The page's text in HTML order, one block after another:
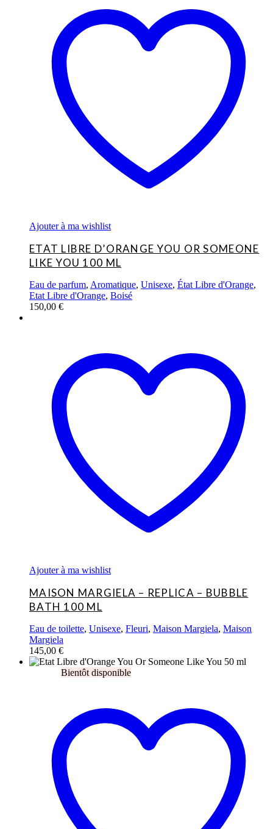
Ajouter à ma wishlist
ETAT LIBRE D’ORANGE YOU OR SOMEONE
LIKE YOU 100 ML
Eau de parfum, Aromatique, Unisexe, État Libre d'Orange,
Etat Libre d'Orange, Boisé
150,00 €
Ajouter à ma wishlist
MAISON MARGIELA – REPLICA – BUBBLE
BATH 100 ML
Eau de toilette, Unisexe, Fleuri, Maison Margiela, Maison
Margiela
145,00 €